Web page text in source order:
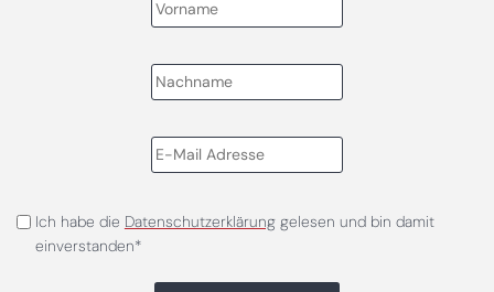
Ich habe die Datenschutzerklärunggelesen und bin damit
einverstanden*